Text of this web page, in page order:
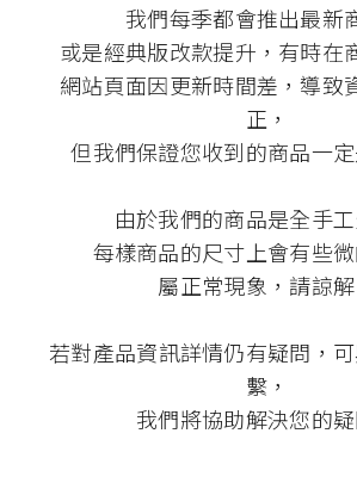
我們每季都會推出最新
或是經典版改款提升，有時在
網站頁面因更新時間差，導致
正，
但我們保證您收到的商品一定
由於我們的商品是全手工
每樣商品的尺寸上會有些微
屬正常現象，請諒解
若對產品資訊詳情仍有疑問，
繫，
我們將協助解決您的疑